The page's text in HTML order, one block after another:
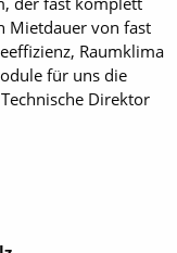
Mietdauer von fast
Raumklima
für uns die
Direktor